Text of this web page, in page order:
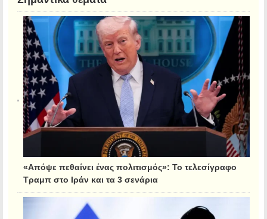
«Απόψε πεθαίνει ένας πολιτισμός»: Το τελεσίγραφο
Τραμπ στο Ιράν και τα 3 σενάρια